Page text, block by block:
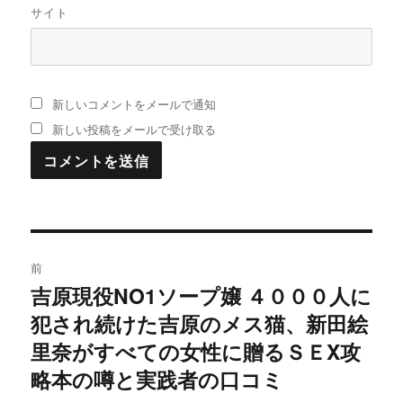
サイト
新しいコメントをメールで通知
新しい投稿をメールで受け取る
稿
ナ
ビ
前
過
去
の
投
稿:
吉原現役NO1ソープ嬢 ４０００人に
犯され続けた吉原のメス猫、新田絵
里奈がすべての女性に贈るＳＥX攻
略本の噂と実践者の口コミ